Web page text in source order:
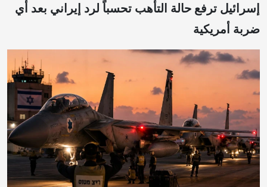
إسرائيل ترفع حالة التأهب تحسباً لرد إيراني بعد أي
ضربة أمريكية